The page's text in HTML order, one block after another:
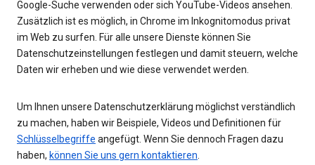
Google-Suche verwenden oder sich YouTube-Videos ansehen.
Zusätzlich ist es möglich, in Chrome im Inkognitomodus privat
im Web zu surfen. Für alle unsere Dienste können Sie
Datenschutzeinstellungen festlegen und damit steuern, welche
Daten wir erheben und wie diese verwendet werden.
Um Ihnen unsere Datenschutzerklärung möglichst verständlich
zu machen, haben wir Beispiele, Videos und Definitionen für
Schlüsselbegriffe angefügt. Wenn Sie dennoch Fragen dazu
haben, können Sie uns gern kontaktieren.